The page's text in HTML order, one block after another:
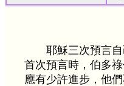
耶穌三次預言
首次預言時，伯多
應有少許進步，他